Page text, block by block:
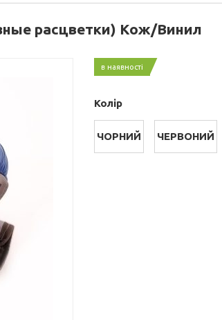
расцветки) Кож/Винил
в наявності
Колір
ЧОРНИЙ ЧЕРВОНИЙ